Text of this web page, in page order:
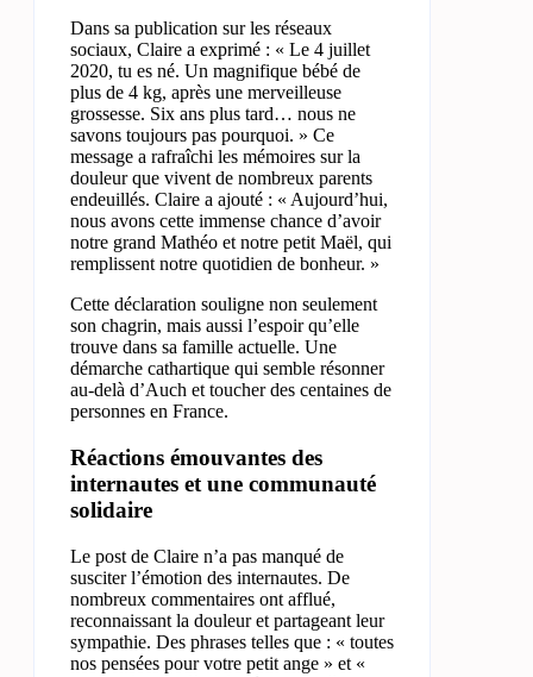
Dans sa publication sur les réseaux
sociaux, Claire a exprimé : « Le 4 juillet
2020, tu es né. Un magnifique bébé de
plus de 4 kg, après une merveilleuse
grossesse. Six ans plus tard… nous ne
savons toujours pas pourquoi. » Ce
message a rafraîchi les mémoires sur la
douleur que vivent de nombreux parents
endeuillés. Claire a ajouté : « Aujourd’hui,
nous avons cette immense chance d’avoir
notre grand Mathéo et notre petit Maël, qui
remplissent notre quotidien de bonheur. »
Cette déclaration souligne non seulement
son chagrin, mais aussi l’espoir qu’elle
trouve dans sa famille actuelle. Une
démarche cathartique qui semble résonner
au-delà d’Auch et toucher des centaines de
personnes en France.
Réactions émouvantes des
internautes et une communauté
solidaire
Le post de Claire n’a pas manqué de
susciter l’émotion des internautes. De
nombreux commentaires ont afflué,
reconnaissant la douleur et partageant leur
sympathie. Des phrases telles que : « toutes
nos pensées pour votre petit ange » et «